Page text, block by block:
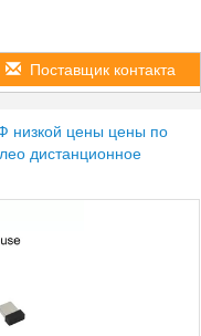
Поставщик контакта
низкой цены цены по
дистанционное